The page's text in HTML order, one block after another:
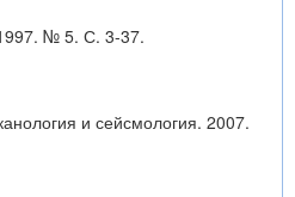
№ 5. С. 3-37.
и сейсмология. 2007.